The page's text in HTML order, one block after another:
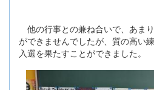
他の行事との兼ね合いで、あま
ができませんでしたが、質の高い
入選を果たすことができました。